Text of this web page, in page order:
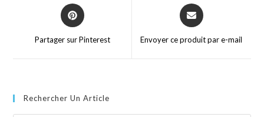
Partager sur Pinterest Envoyer ce produit par e-mail
Rechercher Un Article